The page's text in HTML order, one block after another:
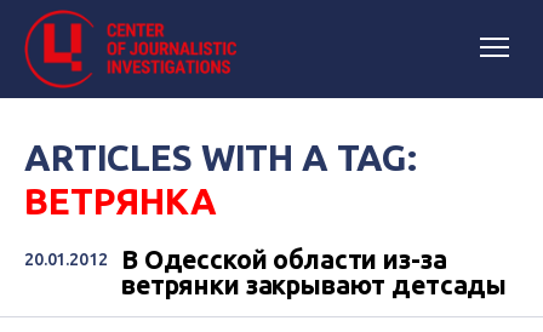
ARTICLES WITH A TAG:
ВЕТРЯНКА
20.01.2012
В Одесской области из-за
ветрянки закрывают детсады